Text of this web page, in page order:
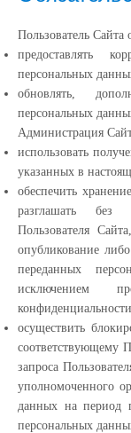
Пользователь Сайта
предоставлять
персональных
обновлять,
персональных
Администрация
использовать
указанных в
обеспечить
разглашать без
Пользователя
опубликование
переданных
исключением
конфиденциальности
осуществить
соответствующему
запроса
уполномоченного
данных на период
персональных